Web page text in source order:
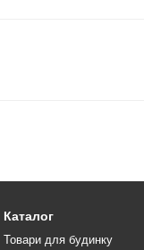
Каталог
Товари для будинку